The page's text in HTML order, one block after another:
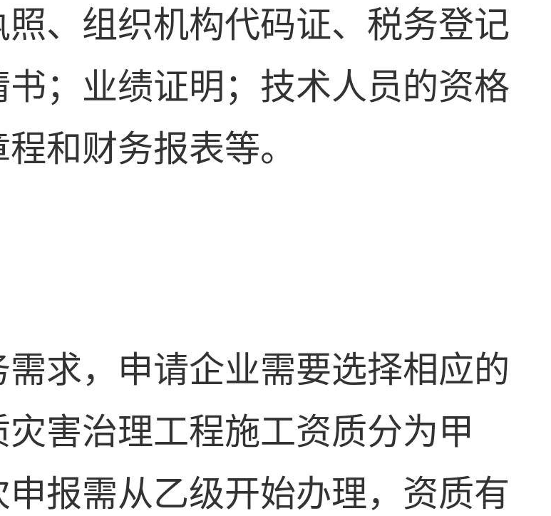
、组织机构代码证、税务登记
；业绩证明；技术人员的资格
和财务报表等。
求，申请企业需要选择相应的
害治理工程施工资质分为甲
报需从乙级开始办理，资质有